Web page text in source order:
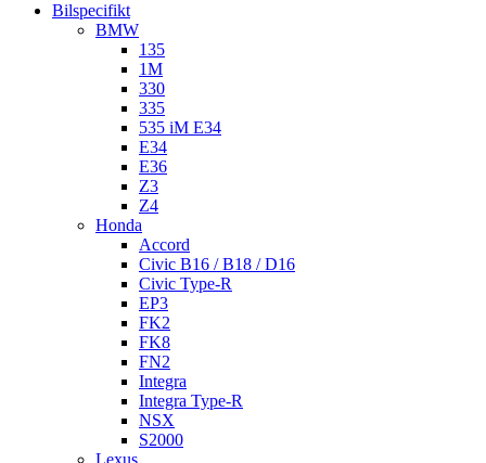
Bilspecifikt
BMW
135
1M
330
335
535 iM E34
E34
E36
Z3
Z4
Honda
Accord
Civic B16 / B18 / D16
Civic Type-R
EP3
FK2
FK8
FN2
Integra
Integra Type-R
NSX
S2000
Lexus